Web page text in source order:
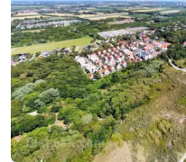
Cadzand
-
Natur
Het
Zwin
Wetter
Kontakt